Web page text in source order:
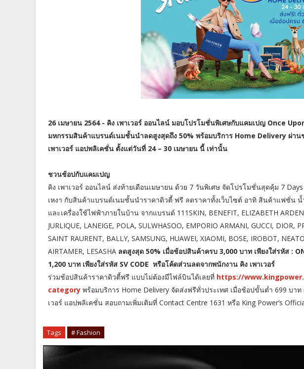
26 เมษายน 2564 - คิง เพาเวอร์ ออนไลน์ มอบโปรโมชั่นพิเศษกับแคมเปญ Once
มหกรรมสินค้าแบรนด์เนมชั้นนำลดสูงสุดถึง 50% พร้อมบริการ Home Delivery ผ่า
เพาเวอร์ แอปพลิเคชั่น ตั้งแต่วันที่ 24 – 30 เมษายน นี้ เท่านั้น
ชวนช้อปกับแคมเปญ
คิง เพาเวอร์ ออนไลน์ ส่งท้ายเดือนเมษายน ด้วย 7 วันพิเศษ จัดโปรโมชั่นสุดคุ้ม 7
เหงา กับสินค้าแบรนด์เนมชั้นนำราคาดิวตี้ ฟรี ลดราคาทั้งเว็บไซต์ อาทิ สินค้าแฟชั่น
และเครื่องใช้ไฟฟ้าภายในบ้าน จากแบรนด์ 111SKIN, BENEFIT, ELIZABETH
JURLIQUE, LANEIGE, POLA, SULWHASOO, EMPORIO ARMANI, GUCCI, DIOR,
SAINT RAURENT, BALLY, SAMSUNG, HUAWEI, XIAOMI, BOSE, IROBOT,
AIRTAMER, LESASHA ลดสูงสุด 50% เมื่อช้อปสินค้าครบ 3,000 บาท เพียงใส่รหัส :
1,200 บาท เพียงใส่รหัส SV CODE หรือโค้ดส่วนลดจากพนักงาน คิง เพาเวอร์
ร่วมช้อปสินค้าราคาดิวตี้ฟรี แบบไม่ต้องมีไฟล์บินได้เลยที่ https://
category พร้อมบริการ Home Delivery จัดส่งฟรีทั่วประเทศ เมื่อช้อปขั้นต่ำ 699 บาท
เวอร์ แอปพลิเคชั่น สอบถามเพิ่มเติมที่ Contact Centre 1631 หรือ King Power’s
Tags # Fashion